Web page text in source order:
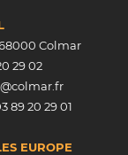
Colmar
29 02
89 20 29 01
EUROPE